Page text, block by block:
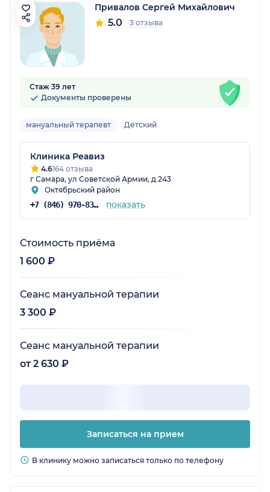
Привалов Сергей Михайлович
5.0 3 отзыва
Стаж 39 лет
Документы проверены
мануальный терапевт Детский
Клиника Реавиз
4.6164 отзыва
г Самара, ул Советской Армии, д 243
Октябрьский район
+7 (846) 970-83-16 показать
Стоимость приёма
1 600 ₽
Сеанс мануальной терапии
3 300 ₽
Сеанс мануальной терапии
от 2 630 ₽
Записаться на прием
В клинику можно записаться только по телефону